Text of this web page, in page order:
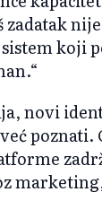
zadatak
koji
novi
poznati.